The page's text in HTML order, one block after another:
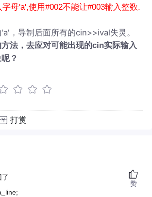
母'a',使用#002不能让#003输入整数.
，导制后面所有的cin>>ival失灵。
法，去应对可能出现的cin实际输入
？
打赏
赞